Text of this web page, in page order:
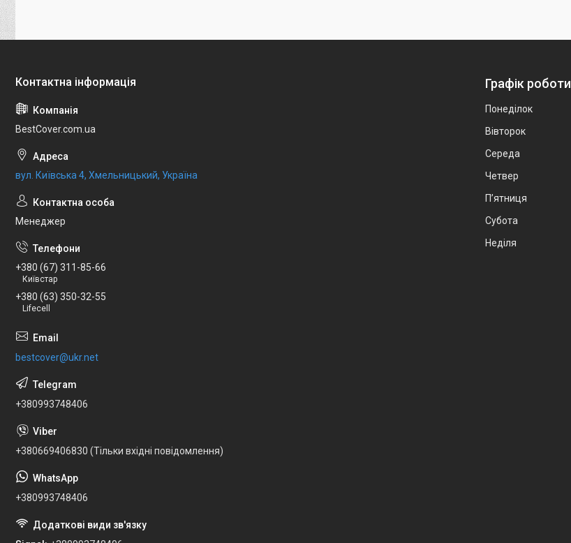
BestCover.com.ua
вул. Київська 4, Хмельницький, Україна
Менеджер
+380 (67) 311-85-66
Київстар
+380 (63) 350-32-55
Lifecell
bestcover@ukr.net
+380993748406
+380669406830 (Тільки вхідні повідомлення)
+380993748406
Графік роботи
Понеділок
Вівторок
Середа
Четвер
Пʼятниця
Субота
Неділя